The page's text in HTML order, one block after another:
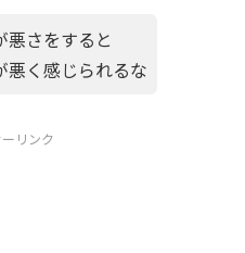
悪さをすると
悪く感じられるな
リンク